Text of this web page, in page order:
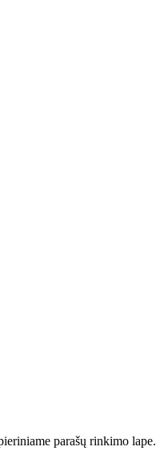
parašų rinkimo lape.